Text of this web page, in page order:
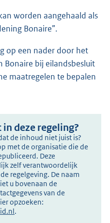
worden aangehaald als
Bonaire”.
op een nader door het
Bonaire bij eilandsbesluit
maatregelen te bepalen
deze regeling?
de inhoud niet juist is?
met de organisatie die de
Deze
zelf verantwoordelijk
regelgeving. De naam
u bovenaan de
van de
opzoeken:
.